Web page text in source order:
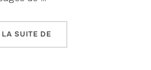
LA SUITE DE« VASES